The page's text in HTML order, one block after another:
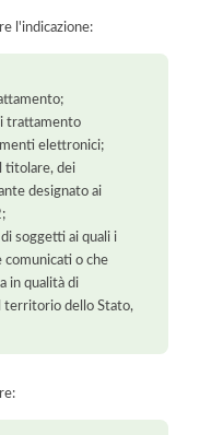
l'indicazione:
trattamento
elettronici;
titolare, dei
designato ai
soggetti ai quali i
comunicati o che
in qualità di
territorio dello Stato,